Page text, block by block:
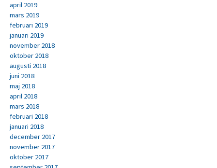
april 2019
mars 2019
februari 2019
januari 2019
november 2018
oktober 2018
augusti 2018
juni 2018
maj 2018
april 2018
mars 2018
februari 2018
januari 2018
december 2017
november 2017
oktober 2017